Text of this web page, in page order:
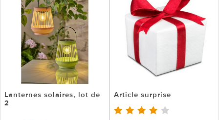
Lanternes solaires, lot de
2
Article surprise